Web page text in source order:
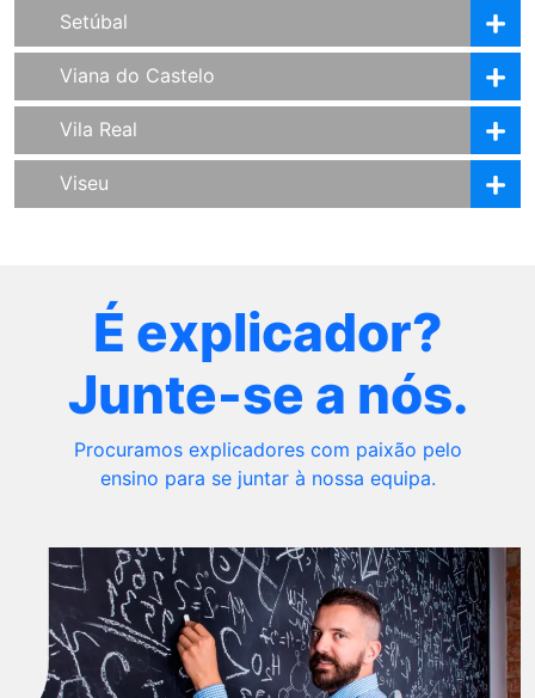
Setúbal
Viana do Castelo
Vila Real
Viseu
É explicador?
Junte-se a nós.
Procuramos explicadores com paixão pelo
ensino para se juntar à nossa equipa.